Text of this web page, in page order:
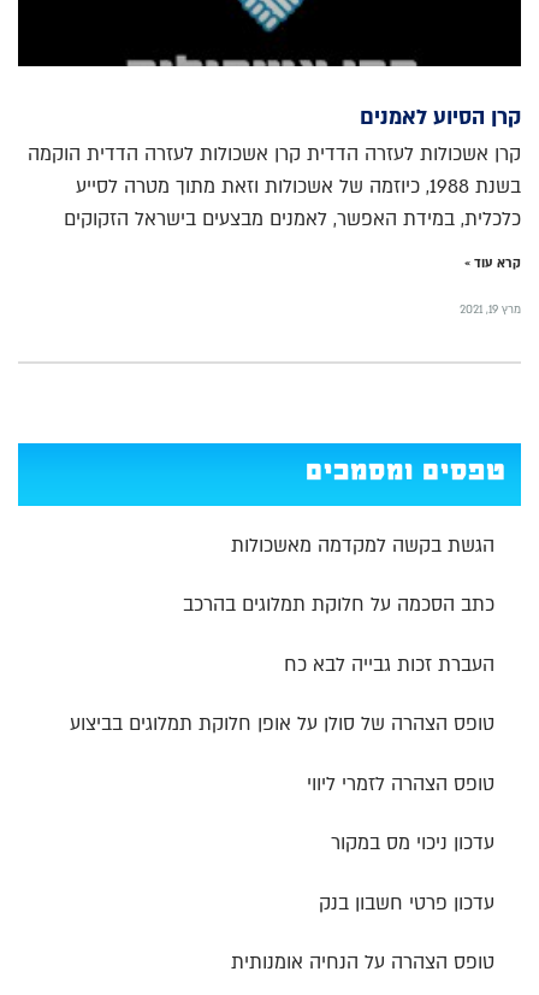
קרן הסיוע לאמנים
קרן אשכולות לעזרה הדדית קרן אשכולות לעזרה הדדית הוקמה
בשנת 1988, כיוזמה של אשכולות וזאת מתוך מטרה לסייע
כלכלית, במידת האפשר, לאמנים מבצעים בישראל הזקוקים
קרא עוד »
מרץ 19, 2021
טפסים ומסמכים
הגשת בקשה למקדמה מאשכולות
כתב הסכמה על חלוקת תמלוגים בהרכב
העברת זכות גבייה לבא כח
טופס הצהרה של סולן על אופן חלוקת תמלוגים בביצוע
טופס הצהרה לזמרי ליווי
עדכון ניכוי מס במקור
עדכון פרטי חשבון בנק
טופס הצהרה על הנחיה אומנותית